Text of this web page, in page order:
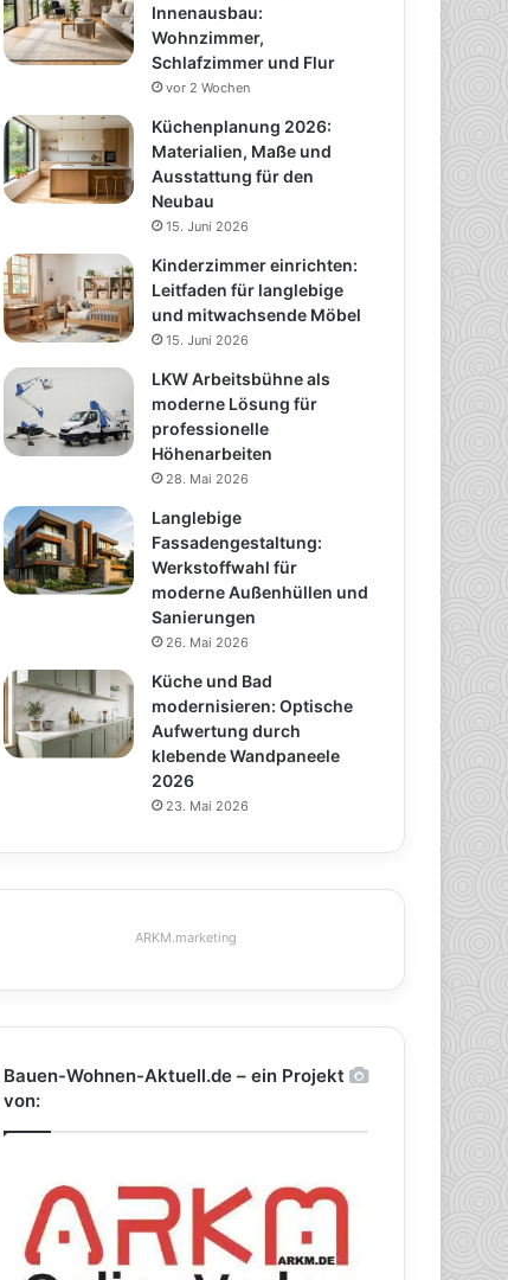
Innenausbau:
Wohnzimmer,
Schlafzimmer und Flur
vor 2 Wochen
Küchenplanung 2026:
Materialien, Maße und
Ausstattung für den
Neubau
15. Juni 2026
Kinderzimmer einrichten:
Leitfaden für langlebige
und mitwachsende Möbel
15. Juni 2026
LKW Arbeitsbühne als
moderne Lösung für
professionelle
Höhenarbeiten
28. Mai 2026
Langlebige
Fassadengestaltung:
Werkstoffwahl für
moderne Außenhüllen und
Sanierungen
26. Mai 2026
Küche und Bad
modernisieren: Optische
Aufwertung durch
klebende Wandpaneele
2026
23. Mai 2026
ARKM.marketing
Bauen-Wohnen-Aktuell.de – ein Projekt
von: